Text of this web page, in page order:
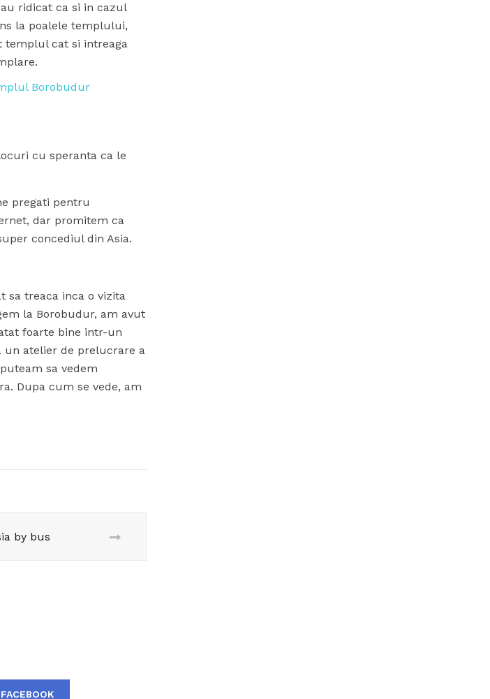
ridicat ca si in cazul
la poalele templului,
templul cat si intreaga
cu speranta ca le
pregati pentru
dar promitem ca
concediul din Asia.
sa treaca inca o vizita
la Borobudur, am avut
foarte bine intr-un
un atelier de prelucrare a
sa vedem
Dupa cum se vede, am
by bus
FACEBOOK